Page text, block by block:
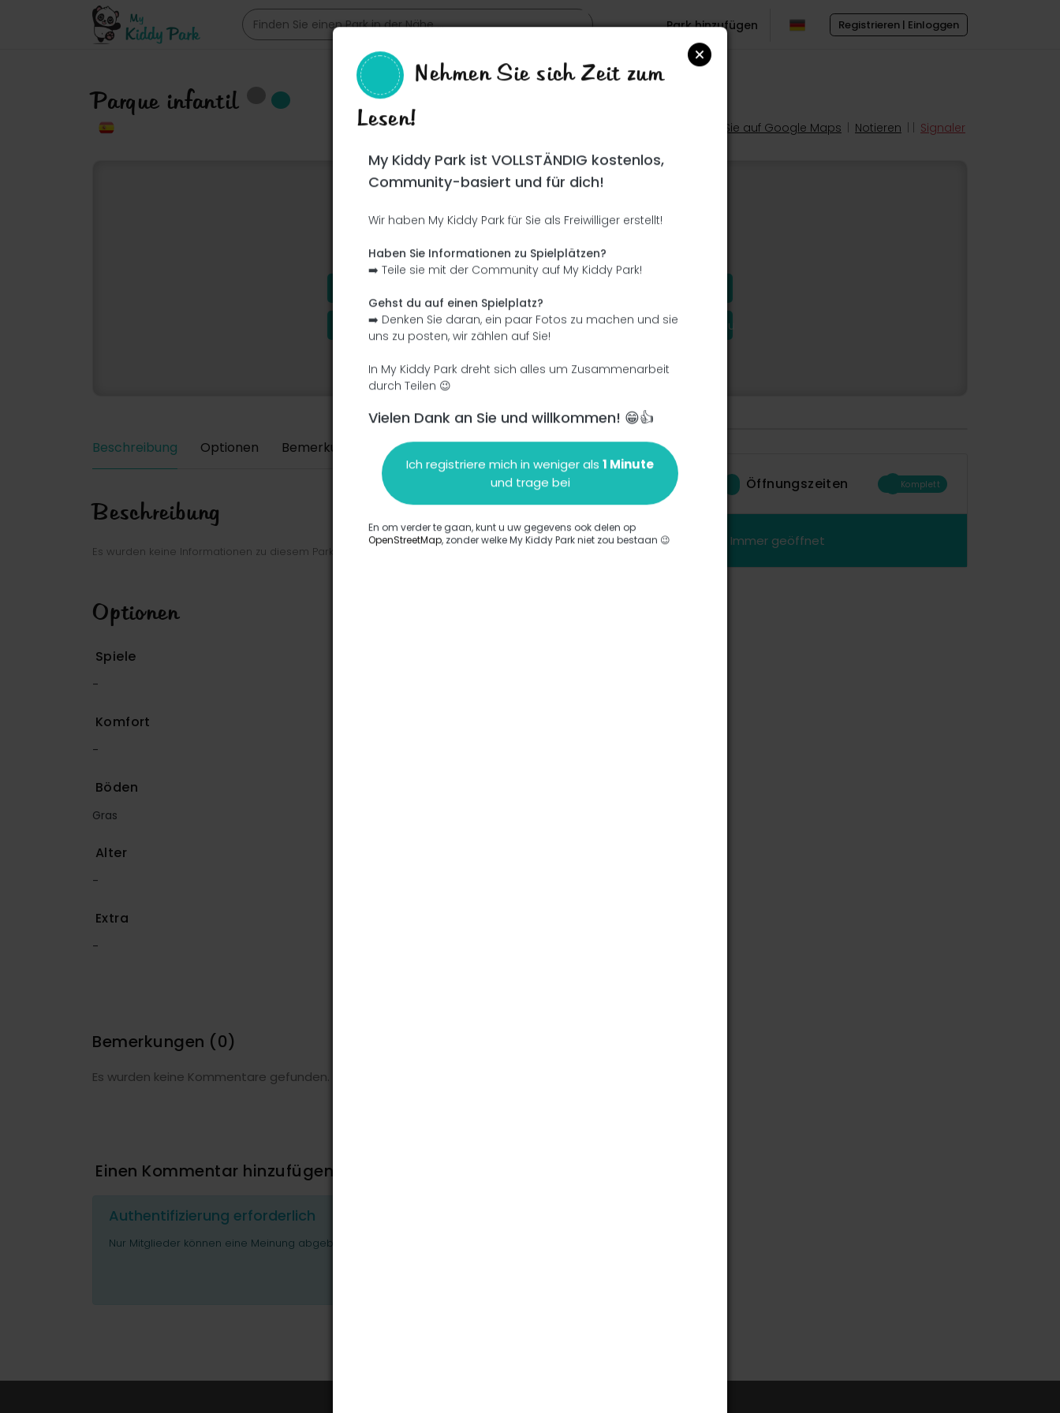
Registrieren | Einloggen
Park hinzufügen
Parque infantil
Suchen Sie auf Google Maps Notieren Signaler
Ce parc n'a pas encore été visité ! À toi de jouer !
Ich füge eine Beschreibung hinzu Ich füge die Ausrüstung hinzu
Beschreibung Optionen Bemerkungen Einen Kommentar hinzufügen
Beschreibung
Es wurden keine Informationen zu diesem Park eingegeben. Komplett
Optionen
Spiele
-
Komfort
-
Böden
Gras
Alter
-
Extra
-
Bemerkungen (0)
Es wurden keine Kommentare gefunden.
Einen Kommentar hinzufügen
Authentifizierung erforderlich
Nur Mitglieder können eine Meinung abgeben oder Fragen stellen.
Öffnungszeiten Komplett
Immer geöffnet
Nehmen Sie sich Zeit zum
Lesen!
My Kiddy Park ist VOLLSTÄNDIG kostenlos,
Community-basiert und für dich!
Wir haben My Kiddy Park für Sie als Freiwilliger erstellt!
Haben Sie Informationen zu Spielplätzen?
➡️ Teile sie mit der Community auf My Kiddy Park!
Gehst du auf einen Spielplatz?
➡️ Denken Sie daran, ein paar Fotos zu machen und sie
uns zu posten, wir zählen auf Sie!
In My Kiddy Park dreht sich alles um Zusammenarbeit
durch Teilen 😉
Vielen Dank an Sie und willkommen! 😁👍
Ich registriere mich in weniger als 1 Minute
und trage bei
En om verder te gaan, kunt u uw gegevens ook delen op
OpenStreetMap, zonder welke My Kiddy Park niet zou bestaan 😉